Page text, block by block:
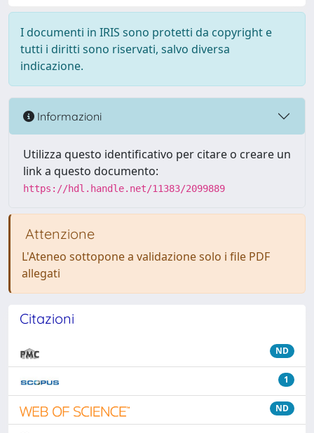
I documenti in IRIS sono protetti da copyright e
tutti i diritti sono riservati, salvo diversa
indicazione.
Informazioni
Utilizza questo identificativo per citare o creare un
link a questo documento:
https://hdl.handle.net/11383/2099889
Attenzione
L'Ateneo sottopone a validazione solo i file PDF
allegati
Citazioni
ND
1
ND